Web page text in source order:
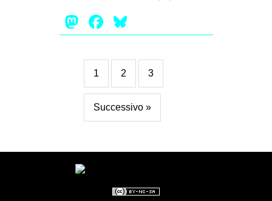
Mastodon
Facebook
1 2 3
Successivo »